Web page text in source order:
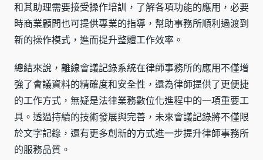
和其助理需要接受操作培訓，了解各項功能的應用，必要
時商業顧問也可提供專業的指導，幫助事務所順利過渡到
新的操作模式，進而提升整體工作效率。
總結來說，離線會議記錄系統在律師事務所的應用不僅增
強了會議資料的精確度和安全性，還為律師提供了更便捷
的工作方式，無疑是法律業務數位化進程中的一項重要工
具。透過持續的技術發展與完善，未來會議記錄將不僅限
於文字記錄，還有更多創新的方式進一步提升律師事務所
的服務品質。